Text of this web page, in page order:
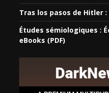
Tras los pasos de Hitler :
Études sémiologiques :
eBooks (PDF)